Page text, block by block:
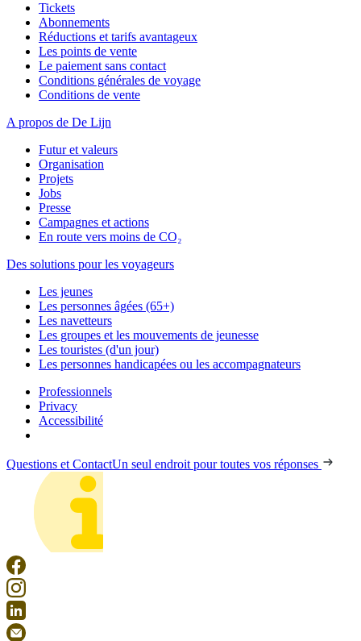
Tickets
Abonnements
Réductions et tarifs avantageux
Les points de vente
Le paiement sans contact
Conditions générales de voyage
Conditions de vente
A propos de De Lijn
Futur et valeurs
Organisation
Projets
Jobs
Presse
Campagnes et actions
En route vers moins de CO₂
Des solutions pour les voyageurs
Les jeunes
Les personnes âgées (65+)
Les navetteurs
Les groupes et les mouvements de jeunesse
Les touristes (d'un jour)
Les personnes handicapées ou les accompagnateurs
Professionnels
Privacy
Accessibilité
Questions et ContactUn seul endroit pour toutes vos réponses